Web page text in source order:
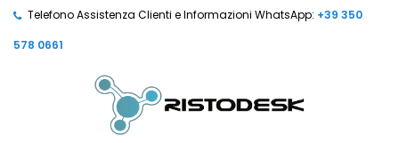
Telefono Assistenza Clienti e Informazioni WhatsApp: +39 350
578 0661